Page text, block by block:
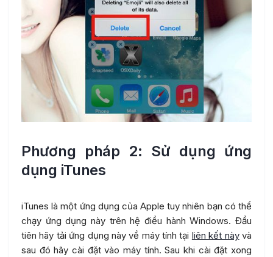
Phương pháp 2: Sử dụng ứng
dụng iTunes
iTunes là một ứng dụng của Apple tuy nhiên bạn có thể
chạy ứng dụng này trên hệ điều hành Windows. Đầu
tiên hãy tải ứng dụng này về máy tính tại liên kết nàyvà
sau đó hãy cài đặt vào máy tính. Sau khi cài đặt xong